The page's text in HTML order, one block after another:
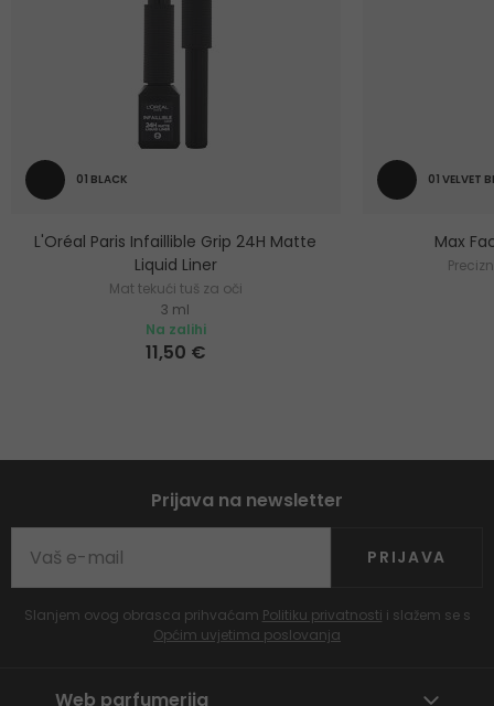
01 BLACK
L'Oréal Paris Infaillible Grip 24H Matte
Liquid Liner
Mat tekući tuš za oči
3 ml
Na zalihi
11,50 €
01 VELVET
Max
Prijava na newsletter
PRIJAVA
Slanjem ovog obrasca prihvaćam Politiku privatnosti i slažem se s
Općim uvjetima poslovanja
Web parfumerija